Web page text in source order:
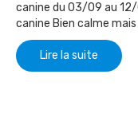
canine du 03/09 au
canine Bien calme
Lire la suite